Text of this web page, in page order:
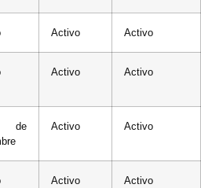
Activo Activo
Activo Activo
de
Activo Activo
Activo Activo